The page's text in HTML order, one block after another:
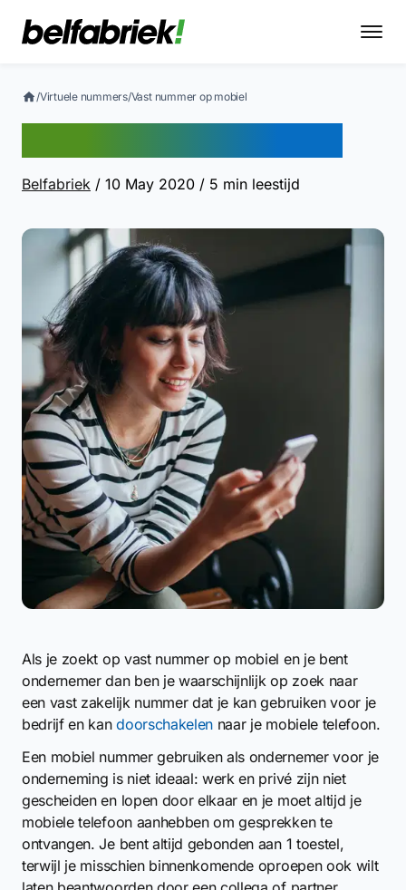
/Virtuele nummers/Vast nummer op mobiel
Belfabriek / 10 May 2020 / 5 min leestijd
Als je zoekt op vast nummer op mobiel en je bent
ondernemer dan ben je waarschijnlijk op zoek naar
een vast zakelijk nummer dat je kan gebruiken voor je
bedrijf en kandoorschakelen naar je mobiele telefoon.
Een mobiel nummer gebruiken als ondernemer voor je
onderneming is niet ideaal: werk en privé zijn niet
gescheiden en lopen door elkaar en je moet altijd je
mobiele telefoon aanhebben om gesprekken te
ontvangen. Je bent altijd gebonden aan 1 toestel,
terwijl je misschien binnenkomende oproepen ook wilt